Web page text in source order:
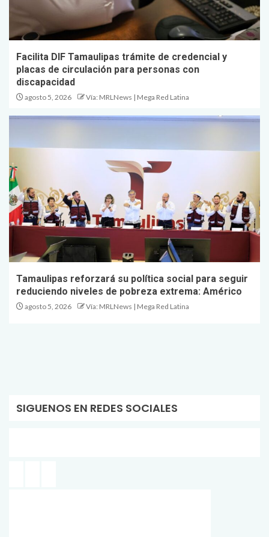
Facilita DIF Tamaulipas trámite de credencial y
placas de circulación para personas con
discapacidad
agosto 5, 2026 Vía: MRLNews | Mega Red Latina
Tamaulipas reforzará su política social para seguir
reduciendo niveles de pobreza extrema: Américo
agosto 5, 2026 Vía: MRLNews | Mega Red Latina
SIGUENOS EN REDES SOCIALES